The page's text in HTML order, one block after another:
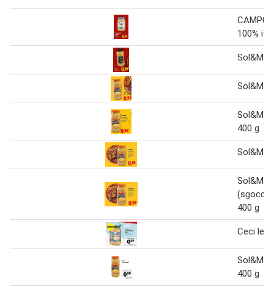
100%
400 g
(sgocc.)
400 g
Ceci
400 g